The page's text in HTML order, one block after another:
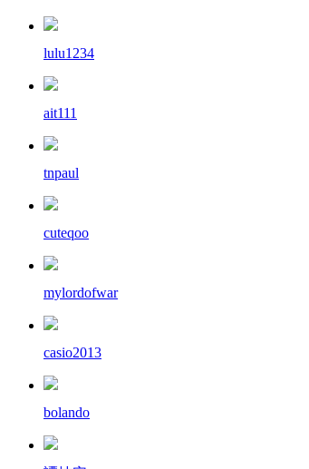
lulu1234
ait111
tnpaul
cuteqoo
mylordofwar
casio2013
bolando